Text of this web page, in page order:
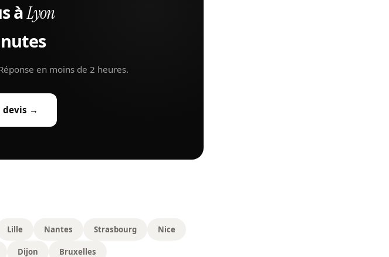
àLyon
en moins de 2 heures.
devis →
Lille Nantes Strasbourg Nice
Dijon Bruxelles